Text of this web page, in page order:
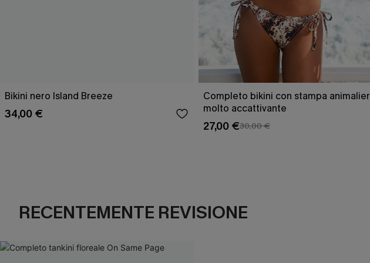
Bikini nero Island Breeze
34,00 €
Completo bikini con stampa animalier
molto accattivante
27,00 €30,00 €
RECENTEMENTE REVISIONE